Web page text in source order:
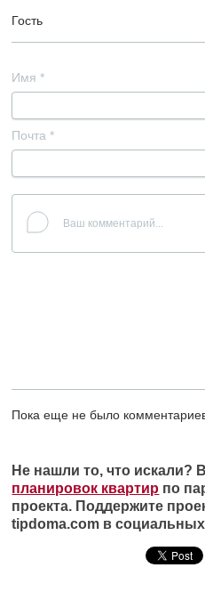
Гость
Имя *
Почта *
Пока еще не было
Не нашли то, что искали?
планировок квартир по
проекта. Поддержите
tipdoma.com в социальных